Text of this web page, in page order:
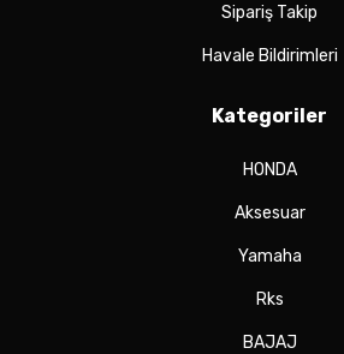
Sipariş Takip
Havale Bildirimleri
Kategoriler
HONDA
Aksesuar
Yamaha
Rks
BAJAJ